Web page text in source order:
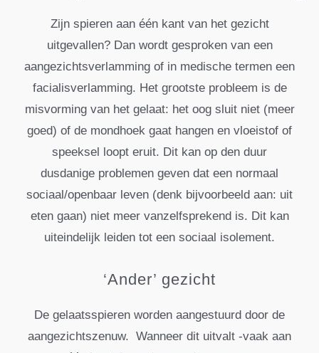
Zijn spieren aan één kant van het gezicht
uitgevallen? Dan wordt gesproken van een
aangezichtsverlamming of in medische termen een
facialisverlamming. Het grootste probleem is de
misvorming van het gelaat: het oog sluit niet (meer
goed) of de mondhoek gaat hangen en vloeistof of
speeksel loopt eruit. Dit kan op den duur
dusdanige problemen geven dat een normaal
sociaal/openbaar leven (denk bijvoorbeeld aan: uit
eten gaan) niet meer vanzelfsprekend is. Dit kan
uiteindelijk leiden tot een sociaal isolement.
‘Ander’ gezicht
De gelaatsspieren worden aangestuurd door de
aangezichtszenuw. Wanneer dit uitvalt -vaak aan